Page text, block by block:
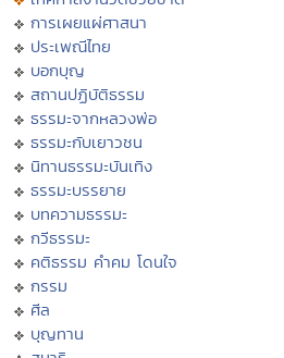
การเผยแผ่ศาสนา
ประเพณีไทย
บอกบุญ
สถานปฏิบัติธรรม
ธรรมะจากหลวงพ่อ
ธรรมะกับเยาวชน
นิทานธรรมะบันเทิง
ธรรมะบรรยาย
บทความธรรมะ
กวีธรรมะ
คติธรรม คำคม โดนใจ
กรรม
ศีล
บุญทาน